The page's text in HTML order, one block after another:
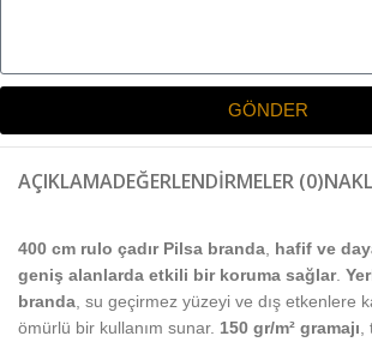
GÖNDER
AÇIKLAMADEĞERLENDIRMELER (0)
400 cm rulo çadır Pilsa branda hafif ve
geniş alanlarda etkili bir koruma sağlar.
branda , su geçirmez yüzeyi ve dış etkenlere
ömürlü bir kullanım sunar. 150 gr/m² gramajı